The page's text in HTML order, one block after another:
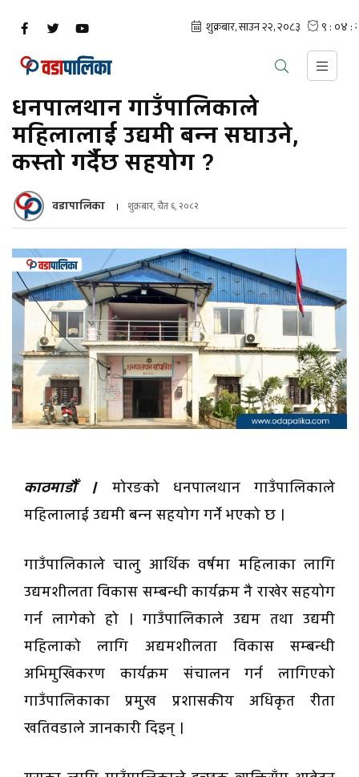
धनपालथान गाउँपालिकाले
महिलालाई उद्यमी बन्न सघाउने,
कस्तो गर्दैछ सहयोग ?
वडापालिका शुक्रबार, चैत ६, २०८२
काठमाडौँ । मोरङको धनपालथान गाउँपालिकाले
महिलालाई उद्यमी बन्न सहयोग गर्ने भएको छ ।
गाउँपालिकाले चालु आर्थिक वर्षमा महिलाका लागि
उद्यमशीलता विकास सम्बन्धी कार्यक्रम नै राखेर सहयोग
गर्न लागेको हो । गाउँपालिकाले उद्यम तथा उद्यमी
महिलाको लागि अद्यमशीलता विकास सम्बन्धी
अभिमुखिकरण कार्यक्रम संचालन गर्न लागिएको
गाउँपालिकाका प्रमुख प्रशासकीय अधिकृत रीता
खतिवडाले जानकारी दिइन् ।